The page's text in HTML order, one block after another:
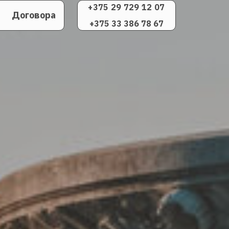
+375 29 729 12 07
+375 33 386 78 67
Договора